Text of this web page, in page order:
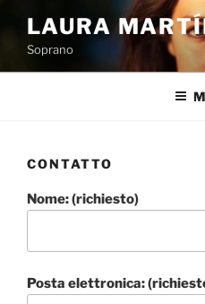
contenuto
LAURA
Soprano
CONTATTO
Nome: (richiesto)
Posta elettronica: